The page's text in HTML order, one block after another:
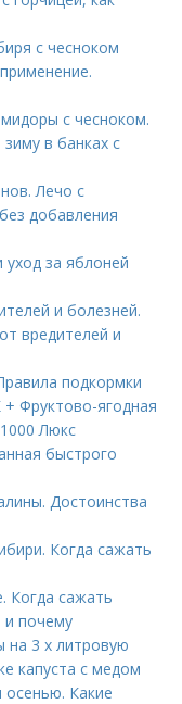
с чесноком
с чесноком.
в банках с
Лечо с
добавления
за яблоней
и болезней.
вредителей и
подкормки
Фруктово-ягодная
Люкс
быстрого
Достоинства
Когда сажать
Когда сажать
и почему
на 3 х литровую
капуста с медом
осенью. Какие